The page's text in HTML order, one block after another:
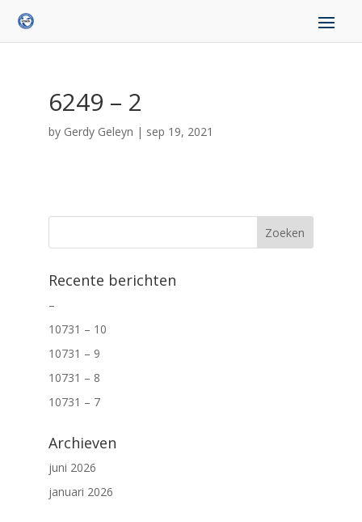
6249 – 2
by Gerdy Geleyn | sep 19, 2021
Recente berichten
–
10731 – 10
10731 – 9
10731 – 8
10731 – 7
Archieven
juni 2026
januari 2026